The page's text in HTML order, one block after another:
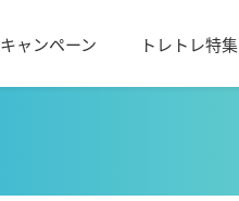
キャンペーン トレトレ特集